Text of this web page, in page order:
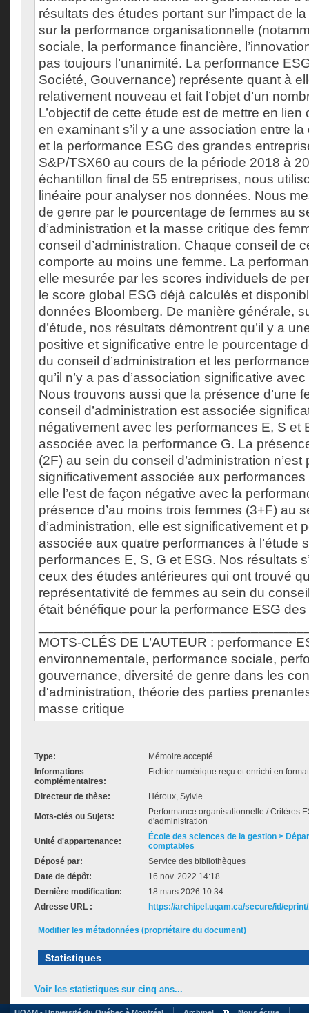
résultats des études portant sur l’impact de
sur la performance organisationnelle
sociale, la performance financière,
pas toujours l’unanimité. La performance
Société, Gouvernance) représente quant à
relativement nouveau et fait l’objet d’un
L’objectif de cette étude est de mettre en
en examinant s’il y a une association entre
et la performance ESG des grandes
S&P/TSX60 au cours de la période 2018 à
échantillon final de 55 entreprises, nous
linéaire pour analyser nos données. Nous
de genre par le pourcentage de femmes au
d’administration et la masse critique des
conseil d’administration. Chaque conseil de
comporte au moins une femme. La
elle mesurée par les scores individuels de
le score global ESG déjà calculés et
données Bloomberg. De manière générale,
d’étude, nos résultats démontrent qu’il y a
positive et significative entre le pourcentage
du conseil d’administration et les
qu’il n’y a pas d’association significative
Nous trouvons aussi que la présence d’une
conseil d’administration est associée
négativement avec les performances E, S et
associée avec la performance G. La
(2F) au sein du conseil d’administration n’est
significativement associée aux
elle l’est de façon négative avec la
présence d’au moins trois femmes (3+F) au
d’administration, elle est significativement et
associée aux quatre performances à l’étude
performances E, S, G et ESG. Nos résultats
ceux des études antérieures qui ont trouvé
représentativité de femmes au sein du
était bénéfique pour la performance ESG
MOTS-CLÉS DE L’AUTEUR : performance
environnementale, performance sociale,
gouvernance, diversité de genre dans les
d'administration, théorie des parties
masse critique
Type:
Mémoire accepté
Informations
complémentaires:
Fichier numérique reçu et enrichi en
Directeur de thèse: Héroux, Sylvie
Mots-clés ou Sujets:
Performance organisationnelle / Critères
d'administration
Unité d'appartenance:
École des sciences de la gestion >
comptables
Déposé par:
Service des bibliothèques
Date de dépôt:
16 nov. 2022 14:18
Dernière modification:
18 mars 2026 10:34
Adresse URL :
https://archipel.uqam.ca/secure/id/
Modifier les métadonnées (propriétaire du document)
Statistiques
Voir les statistiques sur cinq ans...